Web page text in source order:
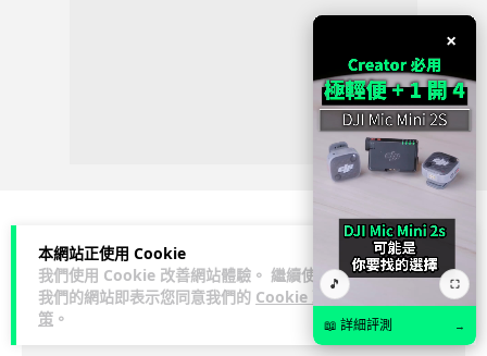
本網站正使用 Cookie
我們使用 Cookie 改善網站體驗。 繼續使用
我們的網站即表示您同意我們的 Cookie 政
策 。
科技娛樂 生活科技
Lawton
×
🎵 ⛶
📖 詳細評測 →